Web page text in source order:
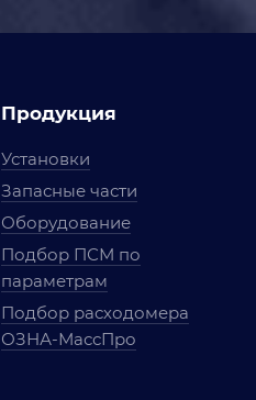
Продукция
Установки
Запасные части
Оборудование
Подбор ПСМ по
параметрам
Подбор расходомера
ОЗНА-МассПро